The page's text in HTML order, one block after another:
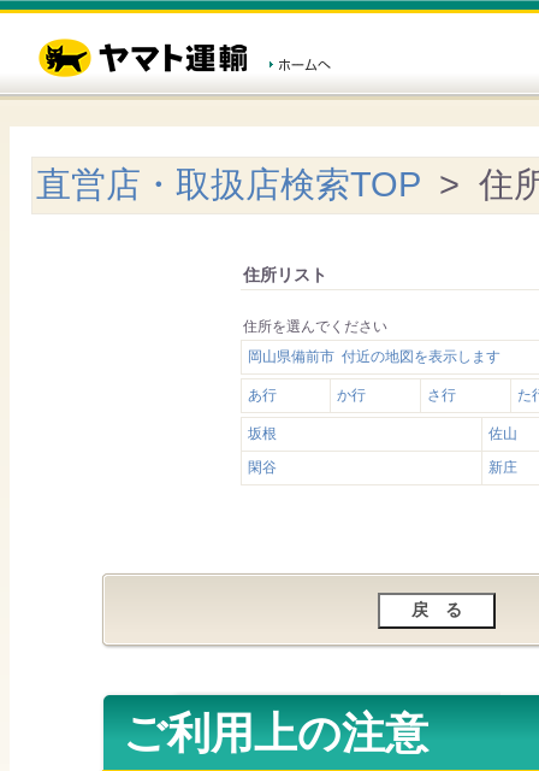
直営店・取扱店検索TOP > 住
住所リスト
住所を選んでください
岡山県備前市 付近の地図を表示します
あ行 か行 さ行 た
坂根
佐山
閑谷
新庄
ご利用上の注意